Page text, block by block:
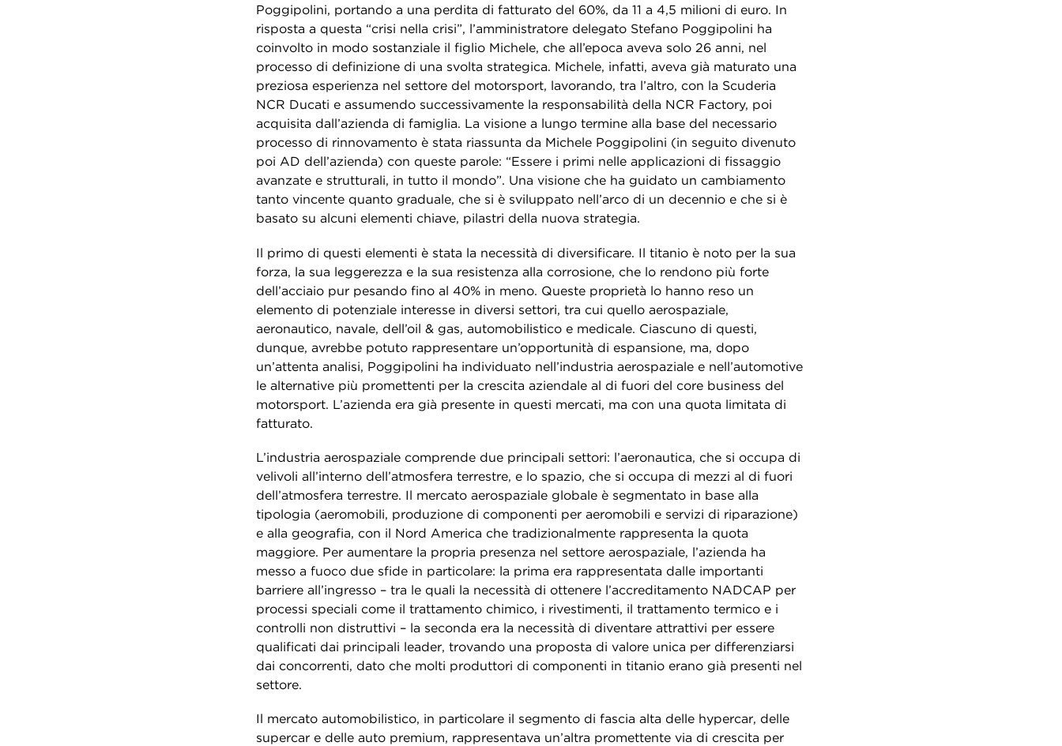
Poggipolini, portando a una perdita di fatturato del 60%, da 11 a 4,5 milioni di euro. In
risposta a questa “crisi nella crisi”, l’amministratore delegato Stefano Poggipolini ha
coinvolto in modo sostanziale il figlio Michele, che all’epoca aveva solo 26 anni, nel
processo di definizione di una svolta strategica. Michele, infatti, aveva già maturato una
preziosa esperienza nel settore del motorsport, lavorando, tra l’altro, con la Scuderia
NCR Ducati e assumendo successivamente la responsabilità della NCR Factory, poi
acquisita dall’azienda di famiglia. La visione a lungo termine alla base del necessario
processo di rinnovamento è stata riassunta da Michele Poggipolini (in seguito divenuto
poi AD dell’azienda) con queste parole: “Essere i primi nelle applicazioni di fissaggio
avanzate e strutturali, in tutto il mondo”. Una visione che ha guidato un cambiamento
tanto vincente quanto graduale, che si è sviluppato nell’arco di un decennio e che si è
basato su alcuni elementi chiave, pilastri della nuova strategia.
Il primo di questi elementi è stata la necessità di diversificare. Il titanio è noto per la sua
forza, la sua leggerezza e la sua resistenza alla corrosione, che lo rendono più forte
dell’acciaio pur pesando fino al 40% in meno. Queste proprietà lo hanno reso un
elemento di potenziale interesse in diversi settori, tra cui quello aerospaziale,
aeronautico, navale, dell’oil & gas, automobilistico e medicale. Ciascuno di questi,
dunque, avrebbe potuto rappresentare un’opportunità di espansione, ma, dopo
un’attenta analisi, Poggipolini ha individuato nell’industria aerospaziale e nell’automotive
le alternative più promettenti per la crescita aziendale al di fuori del core business del
motorsport. L’azienda era già presente in questi mercati, ma con una quota limitata di
fatturato.
L’industria aerospaziale comprende due principali settori: l’aeronautica, che si occupa di
velivoli all’interno dell’atmosfera terrestre, e lo spazio, che si occupa di mezzi al di fuori
dell’atmosfera terrestre. Il mercato aerospaziale globale è segmentato in base alla
tipologia (aeromobili, produzione di componenti per aeromobili e servizi di riparazione)
e alla geografia, con il Nord America che tradizionalmente rappresenta la quota
maggiore. Per aumentare la propria presenza nel settore aerospaziale, l’azienda ha
messo a fuoco due sfide in particolare: la prima era rappresentata dalle importanti
barriere all’ingresso – tra le quali la necessità di ottenere l’accreditamento NADCAP per
processi speciali come il trattamento chimico, i rivestimenti, il trattamento termico e i
controlli non distruttivi – la seconda era la necessità di diventare attrattivi per essere
qualificati dai principali leader, trovando una proposta di valore unica per differenziarsi
dai concorrenti, dato che molti produttori di componenti in titanio erano già presenti nel
settore.
Il mercato automobilistico, in particolare il segmento di fascia alta delle hypercar, delle
supercar e delle auto premium, rappresentava un’altra promettente via di crescita per